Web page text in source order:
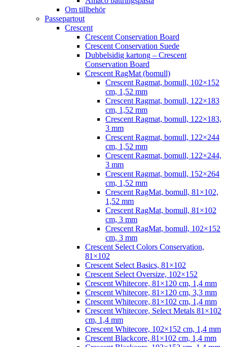
Om tillbehör
Passepartout
Crescent
Crescent Conservation Board
Crescent Conservation Suede
Dubbelsidig kartong – Crescent
Conservation Board
Crescent RagMat (bomull)
Crescent Ragmat, bomull, 102×152
cm, 1,52 mm
Crescent Ragmat, bomull, 122×183
cm, 1,52 mm
Crescent Ragmat, bomull, 122×183,
3 mm
Crescent Ragmat, bomull, 122×244
cm, 1,52 mm
Crescent Ragmat, bomull, 122×244,
3 mm
Crescent Ragmat, bomull, 152×264
cm, 1,52 mm
Crescent RagMat, bomull, 81×102,
1,52 mm
Crescent RagMat, bomull, 81×102
cm, 3 mm
Crescent RagMat, bomull, 102×152
cm, 3 mm
Crescent Select Colors Conservation,
81×102
Crescent Select Basics, 81×102
Crescent Select Oversize, 102×152
Crescent Whitecore, 81×120 cm, 1,4 mm
Crescent Whitecore, 81×120 cm, 3,3 mm
Crescent Whitecore, 81×102 cm, 1,4 mm
Crescent Whitecore, Select Metals 81×102
cm, 1,4 mm
Crescent Whitecore, 102×152 cm, 1,4 mm
Crescent Blackcore, 81×102 cm, 1,4 mm